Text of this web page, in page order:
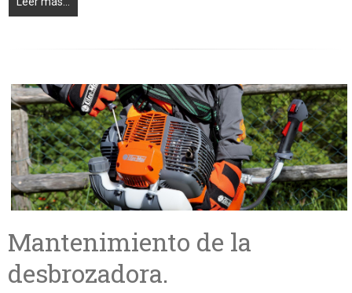
Mantenimiento de la
desbrozadora.